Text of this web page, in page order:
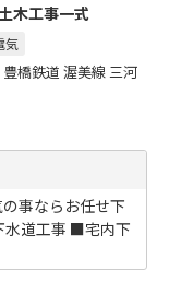
木工事一式
気
橋鉄道 渥美線 三河
事ならお任せ下
水道工事 ■宅内下